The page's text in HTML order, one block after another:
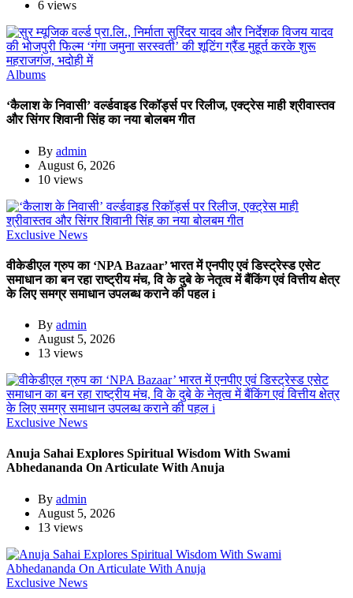
6 views
Albums
‘कैलाश के निवासी’ वर्ल्डवाइड रिकॉर्ड्स पर रिलीज, एक्ट्रेस माही श्रीवास्तव
और सिंगर शिवानी सिंह का नया बोलबम गीत
By admin
August 6, 2026
10 views
Exclusive News
वीकेडीएल ग्रुप का ‘NPA Bazaar’ भारत में एनपीए एवं डिस्ट्रेस्ड एसेट
समाधान का बन रहा राष्ट्रीय मंच, वि के दुबे के नेतृत्व में बैंकिंग एवं वित्तीय क्षेत्र
के लिए समग्र समाधान उपलब्ध कराने की पहल i
By admin
August 5, 2026
13 views
Exclusive News
Anuja Sahai Explores Spiritual Wisdom With Swami
Abhedananda On Articulate With Anuja
By admin
August 5, 2026
13 views
Exclusive News